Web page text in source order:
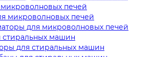
печей
микроволновых печей
для микроволновых печей
стиральных машин
для стиральных машин